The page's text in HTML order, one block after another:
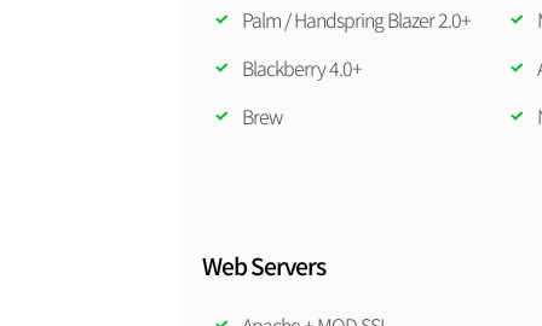
Palm / Handspring Blazer 2.0+
Blackberry 4.0+
Brew
Web Servers